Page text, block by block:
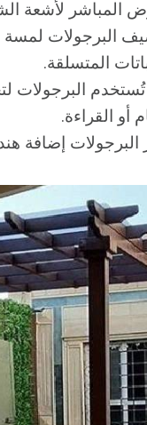
المباشر لأشعة
البرجولات لمسة
المتسلقة.
تُستخدم البرجولات
أو القراءة.
البرجولات إضافة